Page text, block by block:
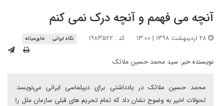
آنچه می فهمم و آنچه درک نمی کنم
کد : ۱۹۸۳۵۲۲ نگاه ایرانی خاورمیانه
نویسنده خبر: سید محمد حسین ملائک
محمد حسین ملائک در یادداشتی برای دیپلماسی ایرانی می‌نویسد:
تحولات اخیر به وضوح نشان داد که تمام تحریم های قبلی سازمان ملل را